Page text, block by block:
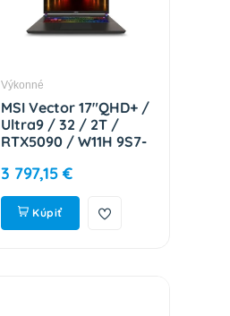
Výkonné
MSI Vector 17"QHD+ /
Ultra9 / 32 / 2T /
RTX5090 / W11H 9S7-
3 797,15 €
Kúpiť